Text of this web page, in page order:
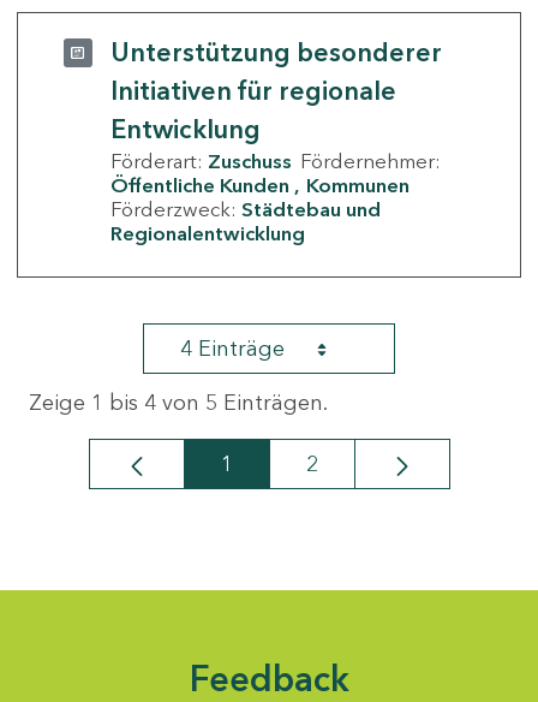
Unterstützung besonderer
Initiativen für regionale
Entwicklung
Förderart: Zuschuss Fördernehmer:
Öffentliche Kunden
Kommunen
Förderzweck: Städtebau und
Regionalentwicklung
4 Einträge
Zeige 1 bis 4 von 5 Einträgen.
Seite
1 Seite
2
Feedback